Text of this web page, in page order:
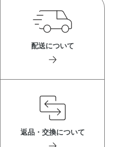
配送について
返品・交換について